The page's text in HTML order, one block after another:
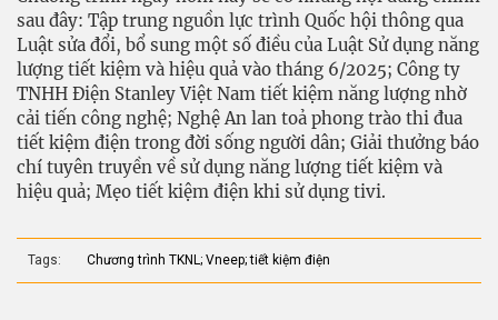
sau đây: Tập trung nguồn lực trình Quốc hội thông qua
Luật sửa đổi, bổ sung một số điều của Luật Sử dụng năng
lượng tiết kiệm và hiệu quả vào tháng 6/2025; Công ty
TNHH Ðiện Stanley Việt Nam tiết kiệm năng lượng nhờ
cải tiến công nghệ; Nghệ An lan toả phong trào thi đua
tiết kiệm điện trong đời sống người dân; Giải thưởng báo
chí tuyên truyền về sử dụng năng lượng tiết kiệm và
hiệu quả; Mẹo tiết kiệm điện khi sử dụng tivi.
Tags: Chương trình TKNL; Vneep; tiết kiệm điện